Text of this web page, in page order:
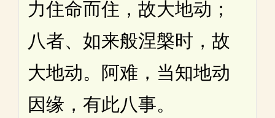
力住命而住，故大地动；
八者、如来般涅槃时，故
大地动。阿难，当知地动
因缘，有此八事。